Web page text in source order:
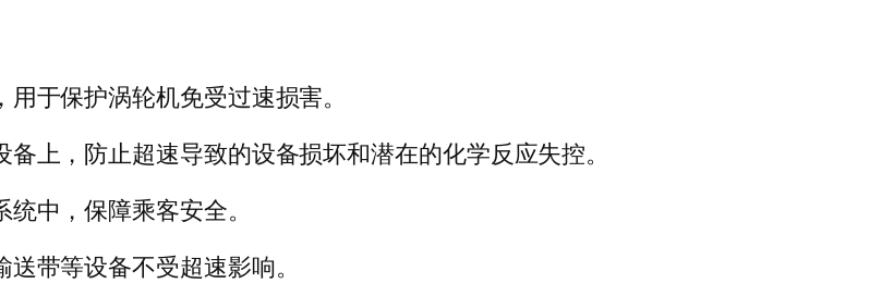
于保护涡轮机免受过速损害。
上，防止超速导致的设备损坏和潜在的化学反应失控。
中，保障乘客安全。
带等设备不受超速影响。